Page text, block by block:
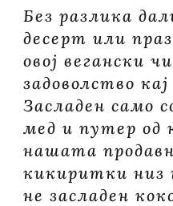
Без разлика
десерт или
овој вегански
задоволство
Засладен само
мед и путер од
нашата
кикиритки низ
не засладен